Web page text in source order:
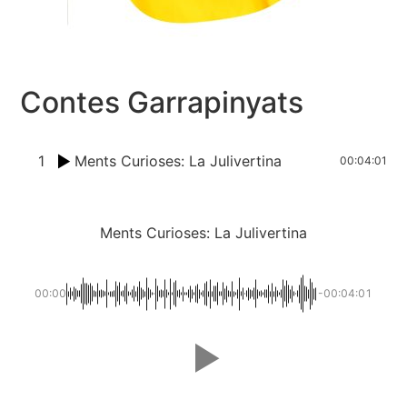
Contes Garrapinyats
1 Ments Curioses: La Julivertina 00:04:01
Ments Curioses: La Julivertina
00:00 -00:04:01